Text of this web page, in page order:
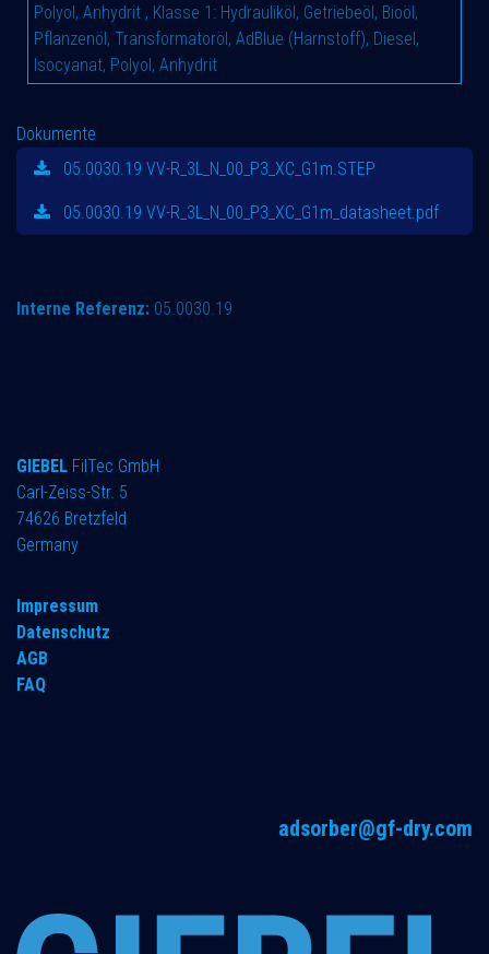
Polyol, Anhydrit, Klasse 1: Hydrauliköl, Getriebeöl, Bioöl,
Pflanzenöl, Transformatoröl, AdBlue (Harnstoff), Diesel,
Isocyanat, Polyol, Anhydrit
Dokumente
05.0030.19 VV-R_3L_N_00_P3_XC_G1m.STEP
05.0030.19 VV-R_3L_N_00_P3_XC_G1m_datasheet.pdf
Interne Referenz: 05.0030.19
GIEBEL FilTec GmbH
Carl-Zeiss-Str. 5
74626 Bretzfeld
Germany
Impressum
Datenschutz
AGB
FAQ
adsorber@gf-dry.com